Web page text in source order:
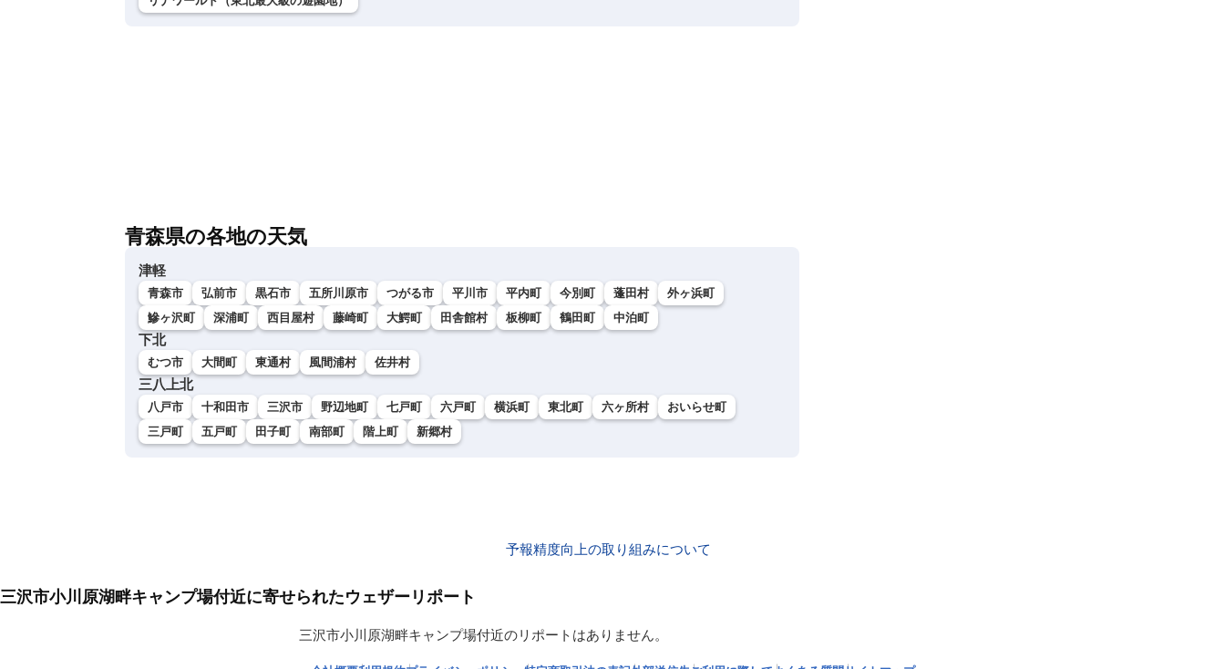
青森県の各地の天気
津軽
青森市 弘前市 黒石市 五所川原市 つがる市 平川市 平内町 今別町 蓬田村
外ヶ浜町
鰺ヶ沢町
深浦町 西目屋村 藤崎町 大鰐町 田舎館村 板柳町 鶴田町 中泊町
下北
むつ市 大間町 東通村 風間浦村 佐井村
三八上北
八戸市 十和田市 三沢市 野辺地町 七戸町 六戸町 横浜町 東北町 六ヶ所村
おいらせ町
三戸町
五戸町 田子町 南部町 階上町 新郷村
予報精度向上の取り組みについて
三沢市小川原湖畔キャンプ場付近に寄せられたウェザーリポート
三沢市小川原湖畔キャンプ場付近のリポートはありません。